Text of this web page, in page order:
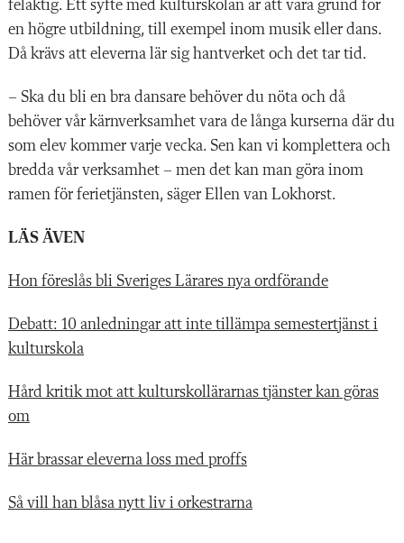
felaktig. Ett syfte med kulturskolan är att vara grund för
en högre utbildning, till exempel inom musik eller dans.
Då krävs att eleverna lär sig hantverket och det tar tid.
– Ska du bli en bra dansare behöver du nöta och då
behöver vår kärnverksamhet vara de långa kurserna där du
som elev kommer varje vecka. Sen kan vi komplettera och
bredda vår verksamhet – men det kan man göra inom
ramen för ferietjänsten, säger Ellen van Lokhorst.
LÄS ÄVEN
Hon föreslås bli Sveriges Lärares nya ordförande
Debatt: 10 anledningar att inte tillämpa semestertjänst i
kulturskola
Hård kritik mot att kulturskollärarnas tjänster kan göras
om
Här brassar eleverna loss med proffs
Så vill han blåsa nytt liv i orkestrarna